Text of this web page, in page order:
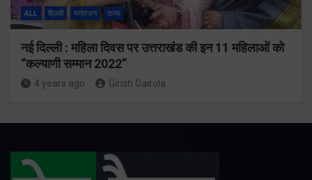
ALL दिल्ली मनोरंजन राज्य
नई दिल्ली : महिला दिवस पर उत्तराखंड की इन 11 महिलाओं को
“कल्याणी सम्मान 2022”
4 years ago Girish Gairola